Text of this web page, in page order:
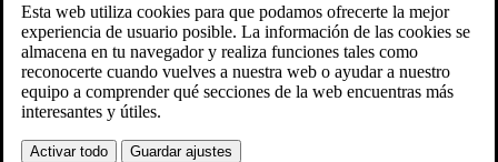
Esta web utiliza cookies para que podamos ofrecerte la mejor
experiencia de usuario posible. La información de las cookies se
almacena en tu navegador y realiza funciones tales como
reconocerte cuando vuelves a nuestra web o ayudar a nuestro
equipo a comprender qué secciones de la web encuentras más
interesantes y útiles.
Activar todo Guardar ajustes